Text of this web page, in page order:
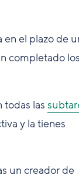
en el plazo de
completado
todas las
y la tienes
un creador de